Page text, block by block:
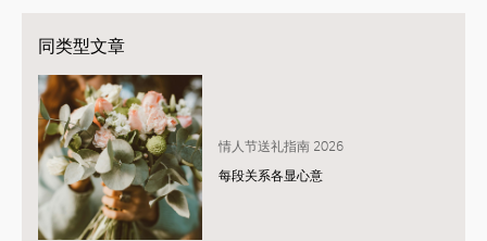
同类型文章
情人节送礼指南 2026
每段关系各显心意